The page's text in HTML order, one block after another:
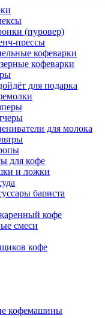
(пуровер)
прессы
кофеварки
кофеварки
для подарка
для молока
для кофе
и ложки
бариста
кофе
смеси
кофе
кофемашины